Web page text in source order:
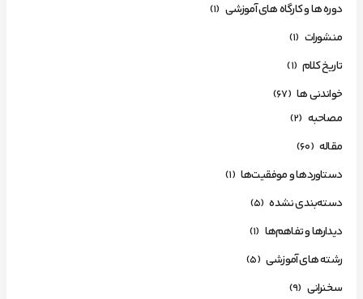
دوره ها و کارگاه های آموزشی (1)
منشورات (1)
تاریخ کلام (1)
خواندنی ها (67)
مصاحبه (2)
مقاله (60)
دستاوردها و موفقیت‌ها (1)
دسته‌بندی نشده (5)
دیدارها و تفاهم‌ها (1)
رشته های آموزشی (5)
سخنرانی (9)